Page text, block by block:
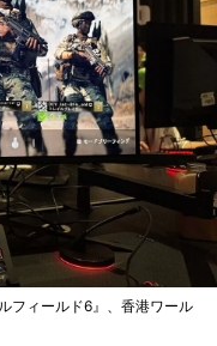
フィールド6』、香港ワール